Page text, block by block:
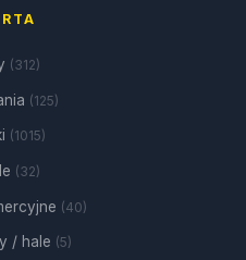
(312)
(125)
(1015)
(32)
(40)
/ hale (5)